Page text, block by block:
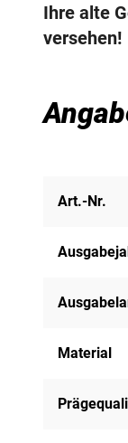
Ihre alte
versehen!
Art.-Nr.
Material